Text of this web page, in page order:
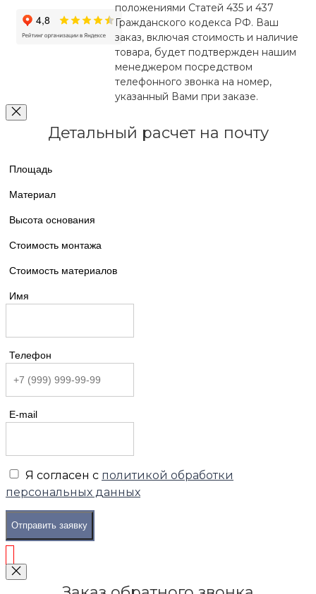
положениями Статей 435 и 437
Гражданского кодекса РФ. Ваш
заказ, включая стоимость и наличие
товара, будет подтвержден нашим
менеджером посредством
телефонного звонка на номер,
указанный Вами при заказе.
Детальный расчет на почту
Площадь
Материал
Высота основания
Стоимость монтажа
Стоимость материалов
Имя
Телефон
E-mail
Я согласен с политикой обработки
персональных данных
Отправить заявку